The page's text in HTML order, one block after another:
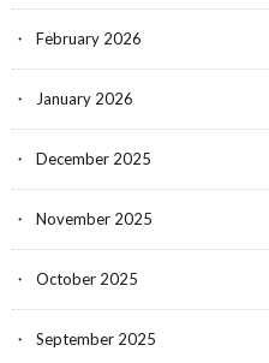
February 2026
January 2026
December 2025
November 2025
October 2025
September 2025